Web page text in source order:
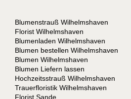
Blumenstrauß Wilhelmshaven
Florist Wilhelmshaven
Blumenladen Wilhelmshaven
Blumen bestellen Wilhelmshaven
Blumen Wilhelmshaven
Blumen Liefern lassen
Hochzeitsstrauß Wilhelmshaven
Trauerfloristik Wilhelmshaven
Florist Sande